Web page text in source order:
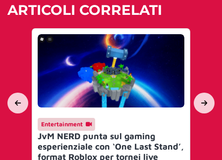
ARTICOLI CORRELATI
Entertainment
JvM NERD punta sul gaming
esperienziale con ‘One Last Stand’,
format Roblox per tornei live